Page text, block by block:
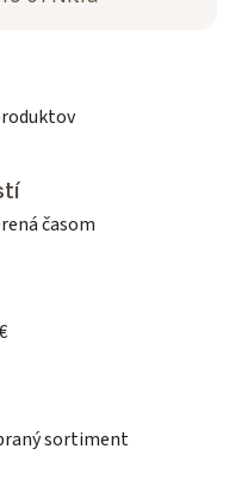
časom
sortiment